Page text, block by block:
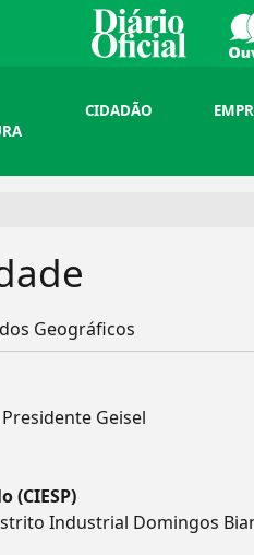
CIDADÃO
Geográficos
Geisel
(CIESP)
Industrial Domingos